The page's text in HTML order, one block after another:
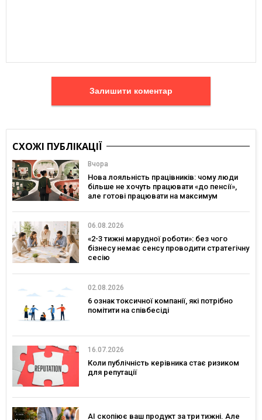
Залишити коментар
СХОЖІ ПУБЛІКАЦІЇ
Вчора
Нова лояльність працівників: чому люди
більше не хочуть працювати «до пенсії»,
але готові працювати на максимум
06.08.2026
«2-3 тижні марудної роботи»: без чого
бізнесу немає сенсу проводити стратегічну
сесію
02.08.2026
6 ознак токсичної компанії, які потрібно
помітити на співбесіді
16.07.2026
Коли публічність керівника стає ризиком
для репутації
AI скопіює ваш продукт за три тижні. Але